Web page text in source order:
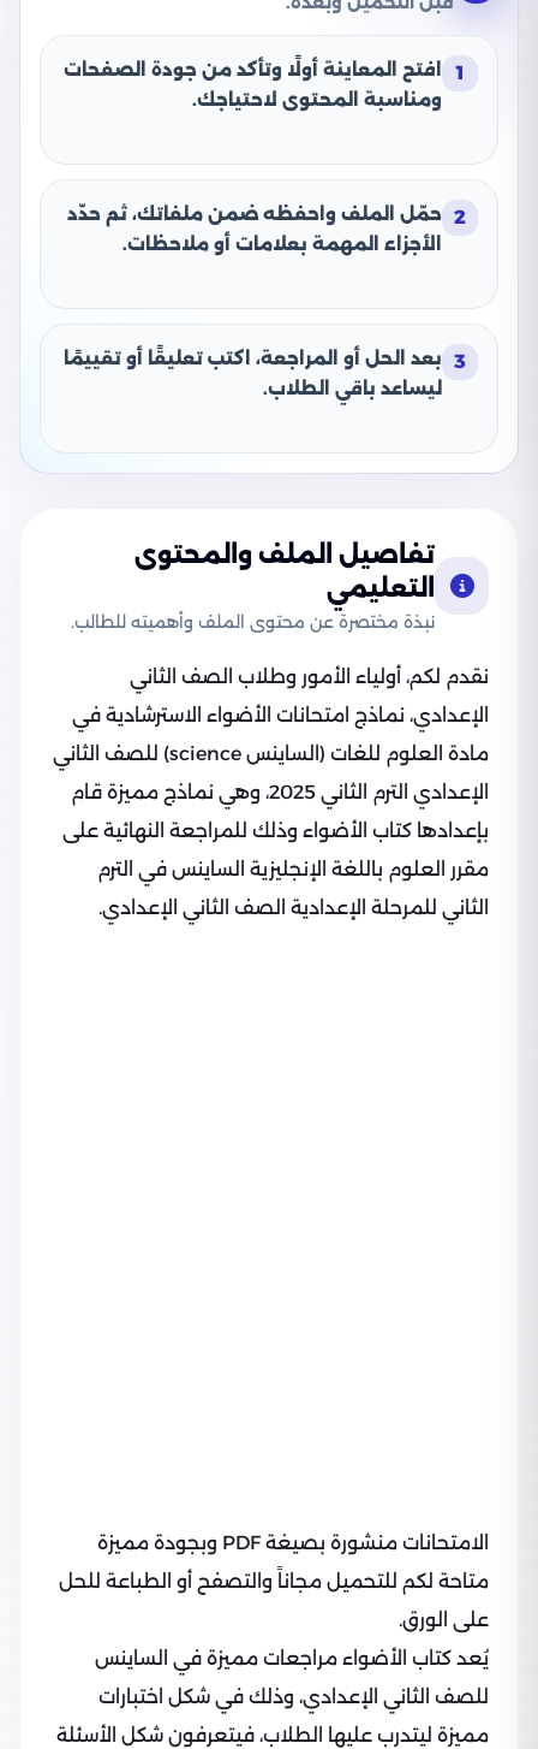
1
افتح المعاينة أولًا وتأكد من جودة الصفحات
ومناسبة المحتوى لاحتياجك.
2 حمّل الملف واحفظه ضمن ملفاتك، ثم حدّد
الأجزاء المهمة بعلامات أو ملاحظات.
3
بعد الحل أو المراجعة، اكتب تعليقًا أو تقييمًا
ليساعد باقي الطلاب.
تفاصيل الملف والمحتوى
التعليمي
نبذة مختصرة عن محتوى الملف وأهميته للطالب.
نقدم لكم، أولياء الأمور وطلاب الصف الثاني
الإعدادي، نماذج امتحانات الأضواء الاسترشادية في
مادة العلوم للغات (الساينس science) للصف الثاني
الإعدادي الترم الثاني 2025، وهي نماذج مميزة قام
بإعدادها كتاب الأضواء وذلك للمراجعة النهائية على
مقرر العلوم باللغة الإنجليزية الساينس في الترم
الثاني للمرحلة الإعدادية الصف الثاني الإعدادي.
الامتحانات منشورة بصيغة PDF وبجودة مميزة
متاحة لكم للتحميل مجاناً والتصفح أو الطباعة للحل
على الورق.
يُعد كتاب الأضواء مراجعات مميزة في الساينس
للصف الثاني الإعدادي، وذلك في شكل اختبارات
مميزة ليتدرب عليها الطلاب، فيتعرفون شكل الأسئلة